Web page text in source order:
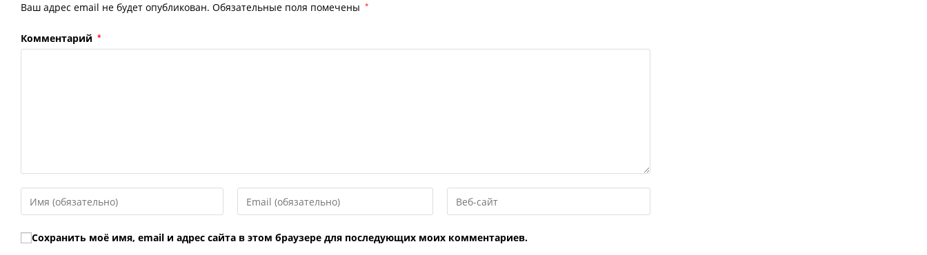
Ваш адрес email не будет опубликован. Обязательные поля помечены *
Комментарий *
Введите
свое
имя
или
Введите
свой
Введите
URL
Сохранить моё имя, email и адрес сайта в этом браузере для последующих моих комментариев.